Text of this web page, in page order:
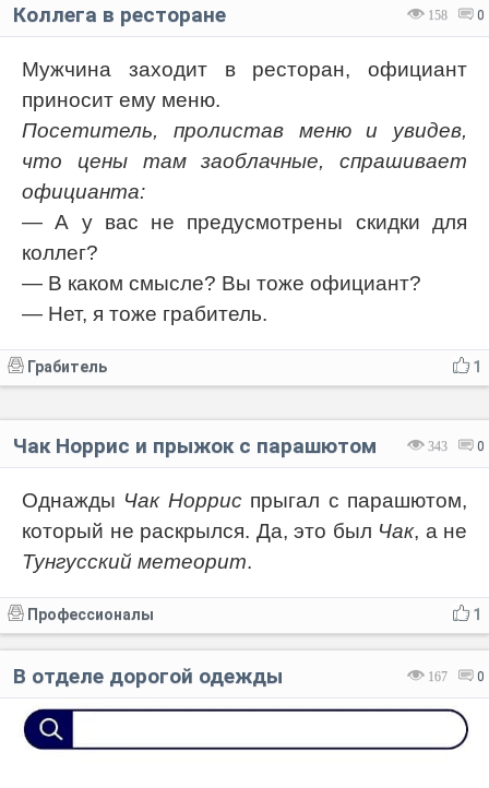
158 0
Коллега в ресторане
Мужчина заходит в ресторан, официант
приносит ему меню.
Посетитель, пролистав меню и увидев,
что цены там заоблачные, спрашивает
официанта:
— А у вас не предусмотрены скидки для
коллег?
— В каком смысле? Вы тоже официант?
— Нет, я тоже грабитель.
1
Грабитель
343 0
Чак Норрис и прыжок с парашютом
Однажды Чак Норриспрыгал с парашютом,
который не раскрылся. Да, это был Чак, а не
Тунгусский метеорит.
1
Профессионалы
167 0
В отделе дорогой одежды